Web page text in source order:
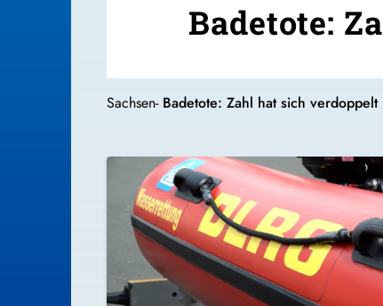
Badetote:
Sachsen- Badetote: Zahl hat sich verdoppelt